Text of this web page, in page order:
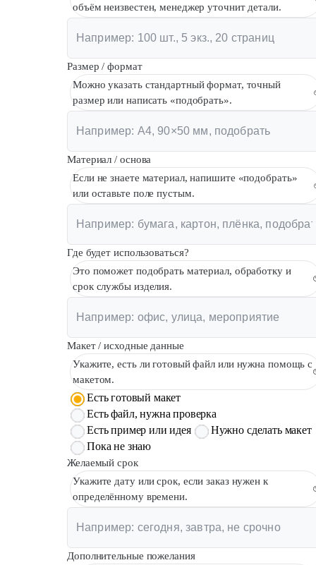
объём неизвестен, менеджер уточнит детали.
Размер / формат
Можно указать стандартный формат, точный
размер или написать «подобрать».
Материал / основа
Если не знаете материал, напишите «подобрать»
или оставьте поле пустым.
Где будет использоваться?
Это поможет подобрать материал, обработку и
срок службы изделия.
Макет / исходные данные
Укажите, есть ли готовый файл или нужна помощь с
макетом.
Есть готовый макет
Есть файл, нужна проверка
Есть пример или идея
Нужно сделать макет
Пока не знаю
Желаемый срок
Укажите дату или срок, если заказ нужен к
определённому времени.
Дополнительные пожелания